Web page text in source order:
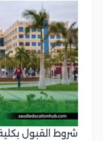
شروط القبول بكلية